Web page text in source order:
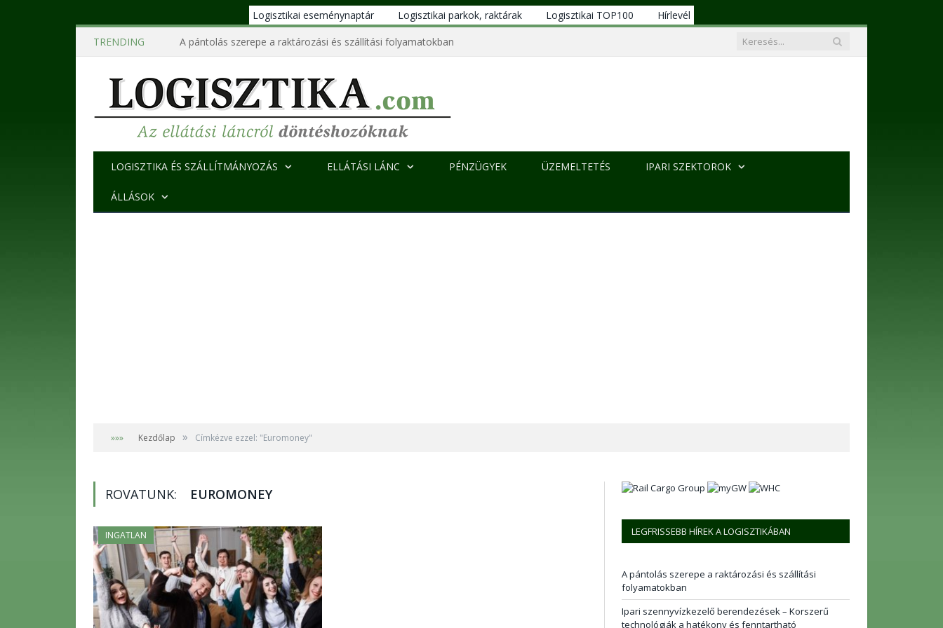
Logisztikai eseménynaptár Logisztikai parkok, raktárak Logisztikai TOP100
Hírlevél
TRENDING
A pántolás szerepe a raktározási és szállítási folyamatokban
LOGISZTIKA ÉS SZÁLLÍTMÁNYOZÁS ELLÁTÁSI LÁNC PÉNZÜGYEK ÜZEMELTETÉS IPARI SZEKTOROK
ÁLLÁSOK
»»» Kezdőlap » Címkézve ezzel: "Euromoney"
ROVATUNK: EUROMONEY
INGATLAN LEGFRISSEBB HÍREK A LOGISZTIKÁBAN
A pántolás szerepe a raktározási és szállítási
folyamatokban
Ipari szennyvízkezelő berendezések – Korszerű
technológiák a hatékony és fenntartható